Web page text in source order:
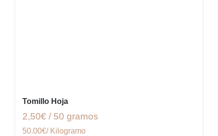
Tomillo Hoja
2,50€ / 50 gramos
50.00€/ Kilogramo